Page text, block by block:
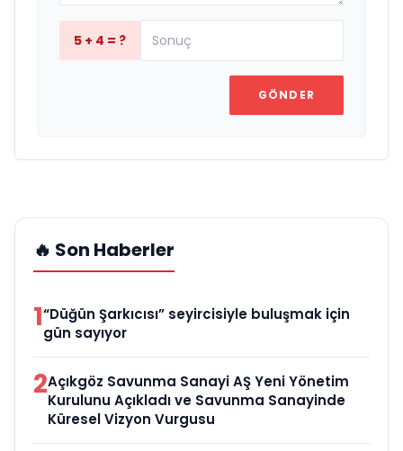
5 + 4 = ?
GÖNDER
🔥 Son Haberler
1“Düğün Şarkıcısı” seyircisiyle buluşmak için
gün sayıyor
2Açıkgöz Savunma Sanayi AŞ Yeni Yönetim
Kurulunu Açıkladı ve Savunma Sanayinde
Küresel Vizyon Vurgusu